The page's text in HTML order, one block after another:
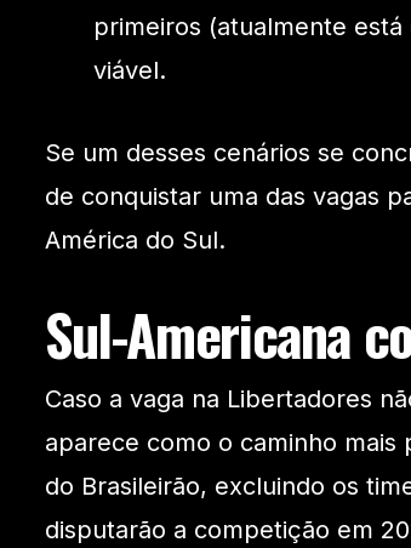
primeiros (atualmente está
viável.
Se um desses cenários se
de conquistar uma das vagas
América do Sul.
Sul-Americana
Caso a vaga na Libertadores
aparece como o caminho mais
do Brasileirão, excluindo os
disputarão a competição em